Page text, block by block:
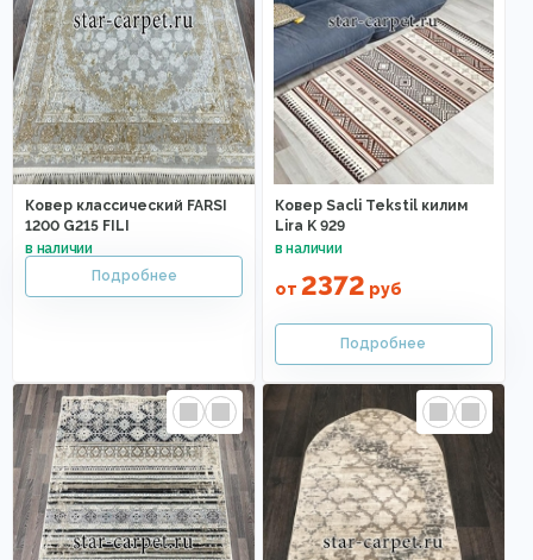
Ковер классический FARSI
1200 G215 FILI
Ковер Sacli Tekstil килим
Lira K 929
от 2372 руб